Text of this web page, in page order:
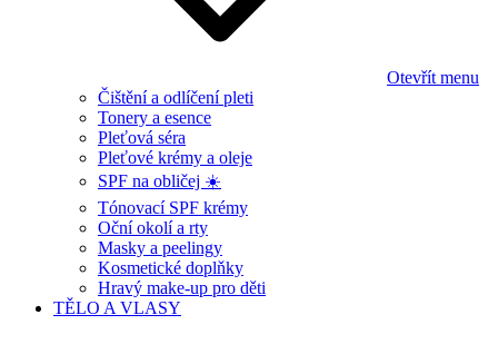
Otevřít menu
Čištění a odlíčení pleti
Tonery a esence
Pleťová séra
Pleťové krémy a oleje
SPF na obličej ☀️
Tónovací SPF krémy
Oční okolí a rty
Masky a peelingy
Kosmetické doplňky
Hravý make-up pro děti
TĚLO A VLASY